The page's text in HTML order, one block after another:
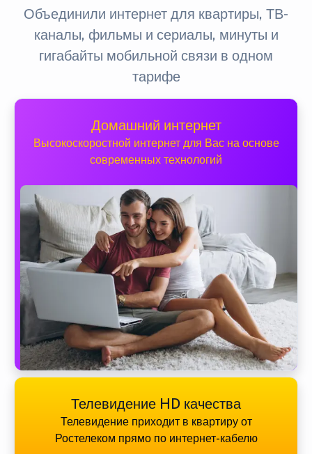
Объединили интернет для квартиры, ТВ-
каналы, фильмы и сериалы, минуты и
гигабайты мобильной связи в одном
тарифе
Домашний интернет
Высокоскоростной интернет для Вас на основе
современных технологий
Телевидение HD качества
Телевидение приходит в квартиру от
Ростелеком прямо по интернет-кабелю